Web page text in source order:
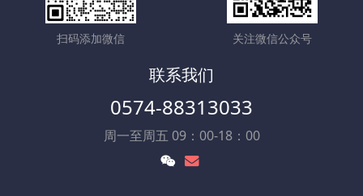
扫码添加微信 关注微信公众号
联系我们
0574-88313033
周一至周五 09：00-18：00